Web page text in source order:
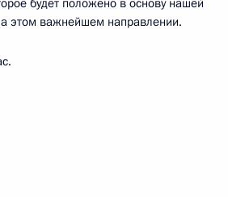
будет положено в основу нашей
этом важнейшем направлении.